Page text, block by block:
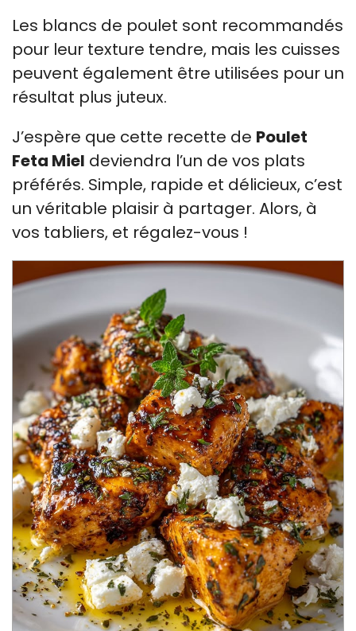
Les blancs de poulet sont recommandés
pour leur texture tendre, mais les cuisses
peuvent également être utilisées pour un
résultat plus juteux.
J’espère que cette recette de Poulet
Feta Miel deviendra l’un de vos plats
préférés. Simple, rapide et délicieux, c’est
un véritable plaisir à partager. Alors, à
vos tabliers, et régalez-vous !